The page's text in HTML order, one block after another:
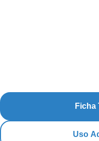
Ficha
Uso